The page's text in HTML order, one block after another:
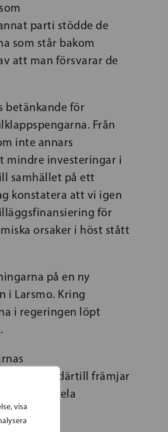
visa
parti stödde de
som står bakom
att man försvarar de
betänkande för
Från
inte annars
mindre investeringar i
samhället på ett
konstatera att vi igen
för
orsaker i höst stått
på en ny
i Larsmo. Kring
i regeringen löpt
stöd och därtill främjar
gynna hela